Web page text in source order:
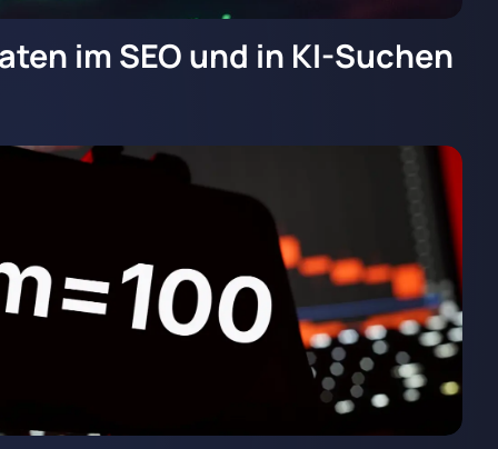
im SEO und in KI-Suchen